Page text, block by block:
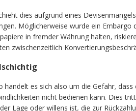
dies aufgrund eines
Möglicherweise wurde ein Embargo
in fremder Währung halten,
zwischenzeitlich
handelt es sich also um die Gefahr, dass
nicht bedienen kann. Dies
Lage oder willens ist, die zur